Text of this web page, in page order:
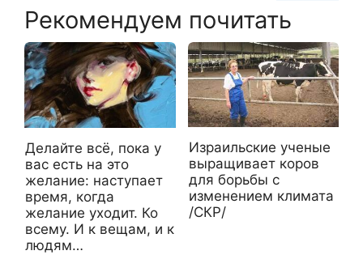
Рекомендуем почитать
Делайте всё, пока у
вас есть на это
желание: наступает
время, когда
желание уходит. Ко
всему. И к вещам, и к
людям…
Израильские ученые
выращивает коров
для борьбы с
изменением климата
/СКР/